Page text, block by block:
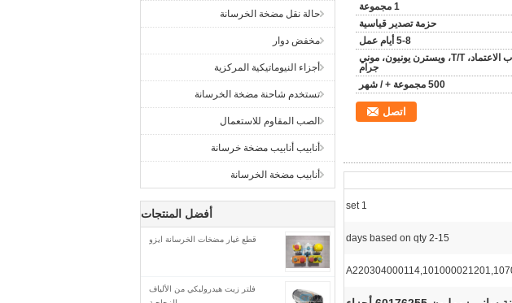
حالة نقل مضخة الخرسانة
مخفض دوار
أجزاء النيوماتيكية المركزية
تستخدم شاحنة مضخة الخرسانة
الصب المقاوم للاستعمال
أنابيب أنابيب مضخة خرسانة
أنابيب مضخة الخرسانة
أفضل المنتجات
قطع غيار مضخات الخرسانة ايزو
فلتر زيت هيدروليكي من الألياف
1 مجموعة
حزمة تصدير قياسية
5-8 أيام عمل
خطاب الاعتماد، T/T، ويسترن يونيون، موني
جرام
500 مجموعة + / شهر
اتصل
1 set
2-15 days based on qty